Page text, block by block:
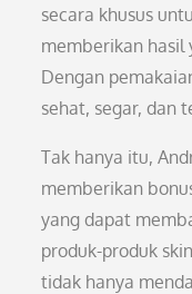
secara khusus
memberikan hasil
Dengan
sehat, segar, dan
Tak hanya itu,
memberikan
yang dapat
produk-produk
tidak hanya